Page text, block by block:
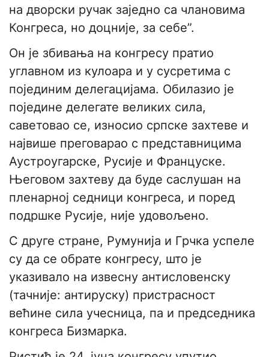
на дворски ручак заједно са члановима
Конгреса, но доцније, за себе”.
Он је збивања на конгресу пратио
углавном из кулоара и у сусретима с
појединим делегацијама. Обилазио је
поједине делегате великих сила,
саветовао се, износио српске захтеве и
највише преговарао с представницима
Аустроугарске, Русије и Француске.
Његовом захтеву да буде саслушан на
пленарној седници конгреса, и поред
подршке Русије, није удовољено.
С друге стране, Румунија и Грчка успеле
су да се обрате конгресу, што је
указивало на извесну антисловенску
(тачније: антируску) пристрасност
већине сила учесница, па и председника
конгреса Бизмарка.